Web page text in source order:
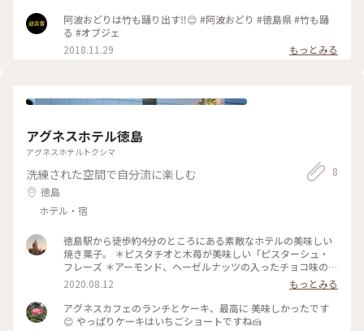
阿波おどりは竹も踊り出す‼️😊 #阿波おどり #徳島県 #竹も踊
る #オブジェ
2018.11.29
もっとみる
アグネスホテル徳島
アグネスホテルトクシマ
洗練された空間で自分流に楽しむ
徳島
ホテル・宿
8
徳島駅から徒歩約4分のところにある素敵なホテルの美味しい
焼き菓子。 ＊ピスタチオと木苺が美味しい「ピスターシュ・
フレーズ ＊アーモンド、ヘーゼルナッツの入ったチョコ味の
「ショコラ・ノワゼット」 しっとりした食感でホットコーヒ
ーとよく合う😊 お香を炊き、ほっこり幸せな時間♡ #ありがと
う #ホテル #焼き菓子 #わたしの街
2020.08.12
もっとみる
アグネスカフェのランチとケーキ、最高に 美味しかったです
😊 やっぱりケーキはいちごショートですね🍰